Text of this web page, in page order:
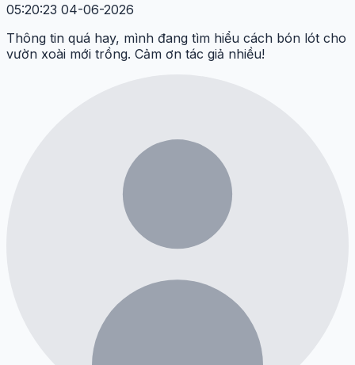
05:20:23 04-06-2026
Thông tin quá hay, mình đang tìm hiểu cách bón lót cho
vườn xoài mới trồng. Cảm ơn tác giả nhiều!